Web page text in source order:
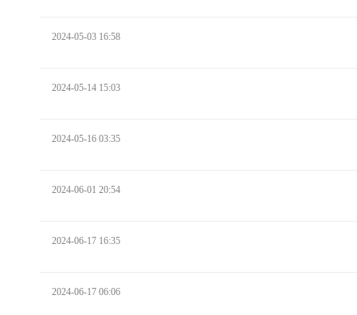
2024-05-03 16:58
2024-05-14 15:03
2024-05-16 03:35
2024-06-01 20:54
2024-06-17 16:35
2024-06-17 06:06